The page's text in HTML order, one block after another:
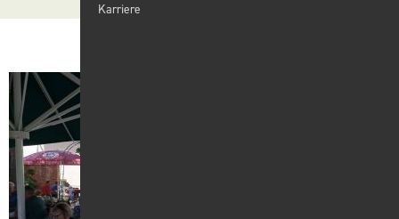
Wir
Karriere
Kontakt
Karriere